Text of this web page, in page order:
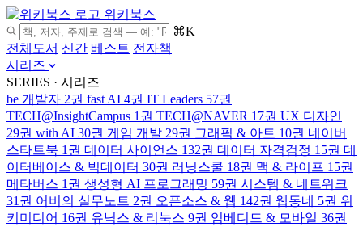
위키북스
⌘K
전체도서 신간 베스트 전자책
시리즈
SERIES · 시리즈
be 개발자 2권 fast AI 4권 IT Leaders 57권
TECH@InsightCampus 1권 TECH@NAVER 17권 UX 디자인
29권 with AI 30권 게임 개발 29권 그래픽 & 아트 10권 네이버
스타트북 1권 데이터 사이언스 132권 데이터 자격검정 15권 데
이터베이스 & 빅데이터 30권 러닝스쿨 18권 맥 & 라이프 15권
메타버스 1권 생성형 AI 프로그래밍 59권 시스템 & 네트워크
31권 어비의 실무노트 2권 오픈소스 & 웹 142권 웹동네 5권 위
키미디어 16권 유닉스 & 리눅스 9권 임베디드 & 모바일 36권